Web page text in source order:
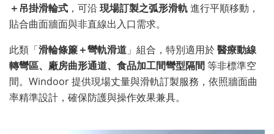
＋吊掛滑輪式 ，可沿現場訂製之弧形滑軌進行平順移動，
貼合曲面牆面與非直線出入口需求。
此類「滑輪條簾＋彎軌滑道 」組合，特別適用於醫療動線
轉彎區、廠房曲形通道、食品加工間彎型隔間等非標準空
間。Windoor 提供現場丈量與滑軌訂製服務，依照牆面曲
率精準設計，確保防護與操作效果兼具。